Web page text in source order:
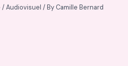
/Audiovisuel / By Camille Bernard